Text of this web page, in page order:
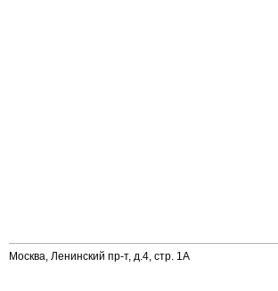
Москва, Ленинский пр-т, д.4, стр. 1А